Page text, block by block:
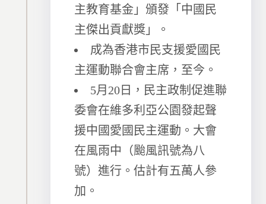
主教育基金」頒發「中國民
主傑出貢獻獎」。
成為香港市民支援愛國民
主運動聯合會主席，至今。
5月20日，民主政制促進聯
委會在維多利亞公園發起聲
援中國愛國民主運動。大會
在風雨中（颱風訊號為八
號）進行。估計有五萬人參
加。